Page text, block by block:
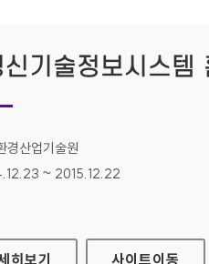
신기술정보시스템
:
경산업기술원
간 :
~ 2015.12.22
신기술정보시스템 홈페이지
히보기 사이트이동